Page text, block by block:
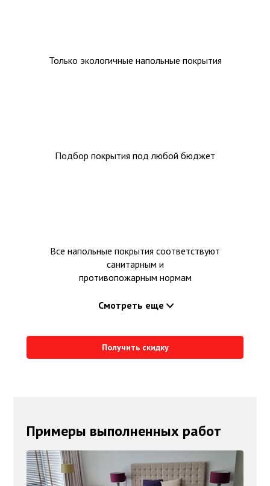
Только экологичные напольные покрытия
Подбор покрытия под любой бюджет
Все напольные покрытия соответствуют
санитарным и
противопожарным нормам
Смотреть еще
Получить скидку
Примеры выполненных работ